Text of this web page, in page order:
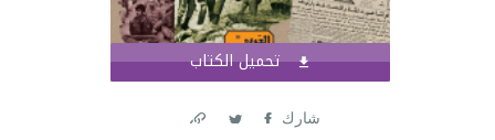
تحميل الكتاب
شارك